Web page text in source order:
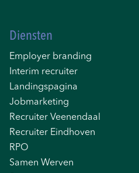
Diensten
Employer branding
Interim recruiter
Landingspagina
Jobmarketing
Recruiter Veenendaal
Recruiter Eindhoven
RPO
Samen Werven